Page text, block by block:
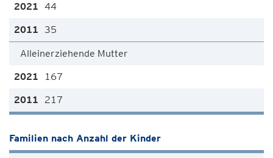
44
35
Alleinerziehende Mutter
167
217
Familien nach Anzahl der Kinder